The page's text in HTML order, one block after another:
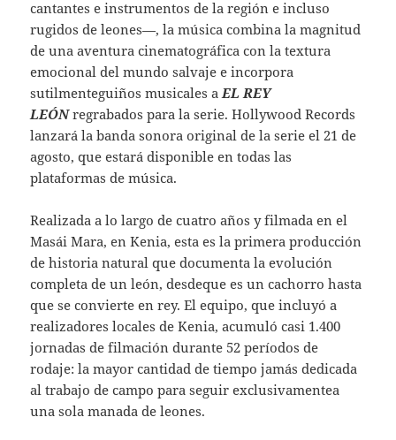
cantantes e instrumentos de la región e incluso
rugidos de leones—, la música combina la magnitud
de una aventura cinematográfica con la textura
emocional del mundo salvaje e incorpora
sutilmenteguiños musicales aEL REY
LEÓNregrabados para la serie. Hollywood Records
lanzará la banda sonora original de la serie el 21 de
agosto, que estará disponible en todas las
plataformas de música.
Realizada a lo largo de cuatro años y filmada en el
Masái Mara, en Kenia, esta es la primera producción
de historia natural que documenta la evolución
completa de un león, desdeque es un cachorro hasta
que se convierte en rey. El equipo, que incluyó a
realizadores locales de Kenia, acumuló casi 1.400
jornadas de filmación durante 52 períodos de
rodaje: la mayor cantidad de tiempo jamás dedicada
al trabajo de campo para seguir exclusivamentea
una sola manada de leones.